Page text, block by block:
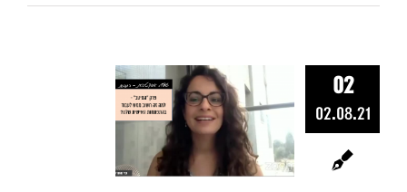
02
02.08.21